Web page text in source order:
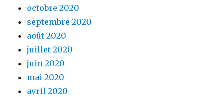
octobre 2020
septembre 2020
août 2020
juillet 2020
juin 2020
mai 2020
avril 2020